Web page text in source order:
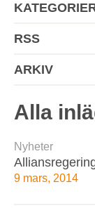
PRESS
MATERIAL
RSS
ARKIV
Alla
Nyheter
9 mars, 2014